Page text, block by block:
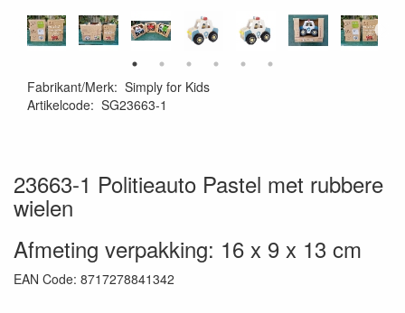
Fabrikant/Merk: Simply for Kids
Artikelcode: SG23663-1
23663-1 Politieauto Pastel met rubbere
wielen
Afmeting verpakking: 16 x 9 x 13 cm
EAN Code: 8717278841342